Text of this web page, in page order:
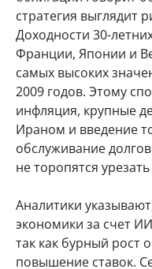
стратегия выглядит
Доходности 30-
Франции, Японии и
самых высоких
2009 годов. Этому
инфляция, крупные
Ираном и введение
обслуживание
не торопятся
Аналитики
экономики за счет
так как бурный рост
повышение ставок.